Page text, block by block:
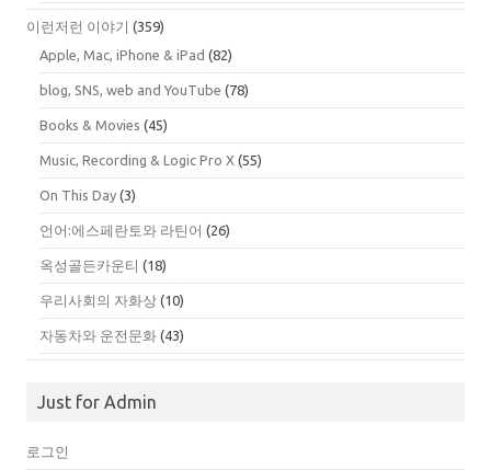
이런저런 이야기 (359)
Apple, Mac, iPhone & iPad (82)
blog, SNS, web and YouTube (78)
Books & Movies (45)
Music, Recording & Logic Pro X (55)
On This Day (3)
언어:에스페란토와 라틴어 (26)
옥성골든카운티 (18)
우리사회의 자화상 (10)
자동차와 운전문화 (43)
Just for Admin
로그인